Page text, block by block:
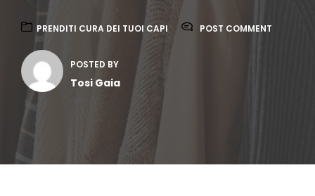
PRENDITI CURA DEI TUOI CAPI POST COMMENT
POSTED BY
Tosi Gaia